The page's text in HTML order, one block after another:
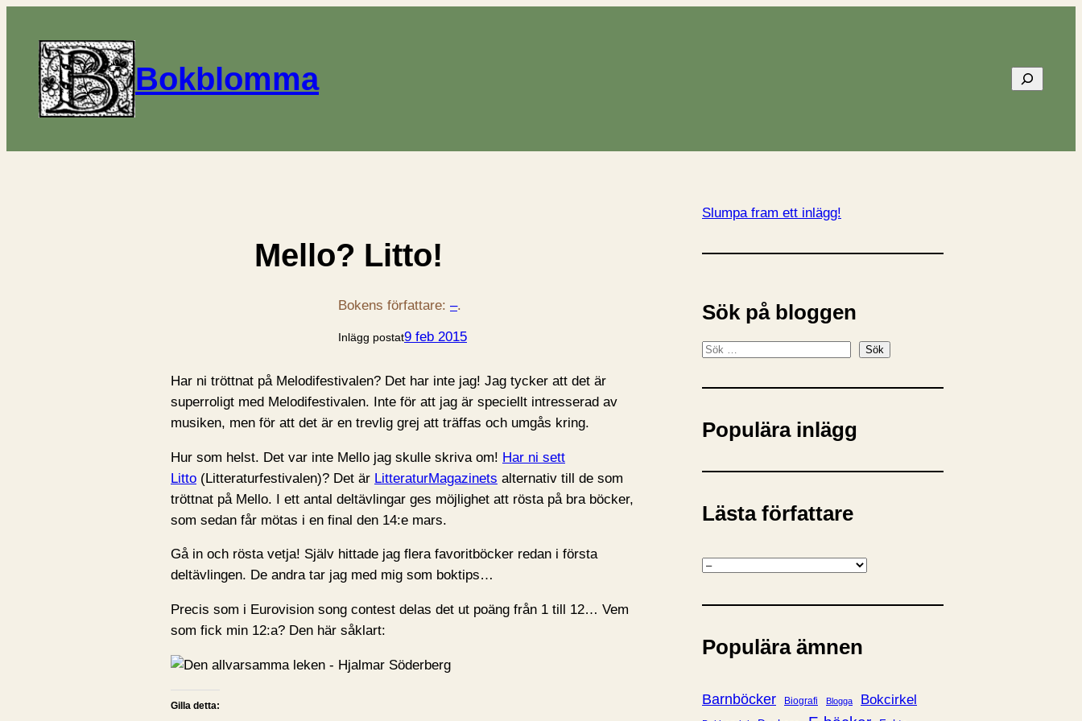
Bokblomma Sök
Mello? Litto!
Bokens författare: –.
Inlägg postat9 feb 2015
Har ni tröttnat på Melodifestivalen? Det har inte jag! Jag tycker att det är
superroligt med Melodifestivalen. Inte för att jag är speciellt intresserad av
musiken, men för att det är en trevlig grej att träffas och umgås kring.
Hur som helst. Det var inte Mello jag skulle skriva om! Har ni sett
Litto (Litteraturfestivalen)? Det är LitteraturMagazinets alternativ till de som
tröttnat på Mello. I ett antal deltävlingar ges möjlighet att rösta på bra böcker,
som sedan får mötas i en final den 14:e mars.
Gå in och rösta vetja! Själv hittade jag flera favoritböcker redan i första
deltävlingen. De andra tar jag med mig som boktips…
Precis som i Eurovision song contest delas det ut poäng från 1 till 12… Vem
som fick min 12:a? Den här såklart:
Gilla detta:
Slumpa fram ett inlägg!
Sök på bloggen
S
k
Sök
Populära inlägg
Lästa författare
K
t
g
i
Populära ämnen
Barnböcker Biografi Blogga Bokcirkel